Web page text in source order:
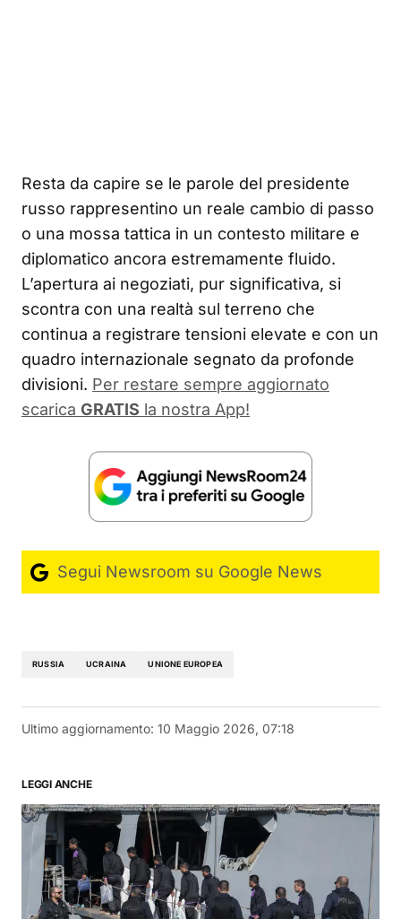
Resta da capire se le parole del presidente
russo rappresentino un reale cambio di passo
o una mossa tattica in un contesto militare e
diplomatico ancora estremamente fluido.
L’apertura ai negoziati, pur significativa, si
scontra con una realtà sul terreno che
continua a registrare tensioni elevate e con un
quadro internazionale segnato da profonde
divisioni. Per restare sempre aggiornato
scarica GRATIS la nostra App!
Segui Newsroom su Google News
RUSSIA UCRAINA UNIONE EUROPEA
Ultimo aggiornamento: 10 Maggio 2026, 07:18
LEGGI ANCHE